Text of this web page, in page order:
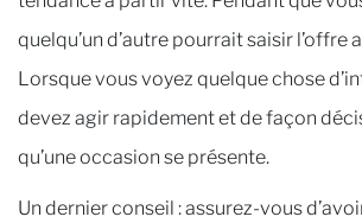
quelqu’un d’autre pourrait saisir l’offre
Lorsque vous voyez quelque chose
devez agir rapidement et de façon
qu’une occasion se présente.
Un dernier conseil : assurez-vous